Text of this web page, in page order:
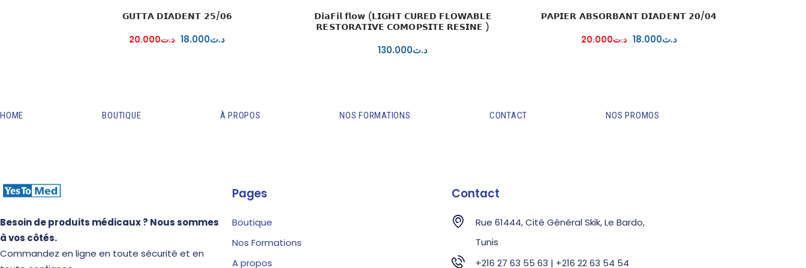
𝗚𝗨𝗧𝗧𝗔 𝗗𝗜𝗔𝗗𝗘𝗡𝗧 𝟮𝟱/𝟬𝟲
د.ت
20.000 د.ت 18.000
𝗗𝗶𝗮𝗙𝗶𝗹 𝗳𝗹𝗼𝘄 (𝗟𝗜𝗚𝗛𝗧 𝗖𝗨𝗥𝗘𝗗 𝗙𝗟𝗢𝗪𝗔𝗕𝗟𝗘
𝗥𝗘𝗦𝗧𝗢𝗥𝗔𝗧𝗜𝗩𝗘 𝗖𝗢𝗠𝗢𝗣𝗦𝗜𝗧𝗘 𝗥𝗘𝗦𝗜𝗡𝗘 )
د.ت 130.000
𝗣𝗔𝗣𝗜𝗘𝗥 𝗔𝗕𝗦𝗢𝗥𝗕𝗔𝗡𝗧 𝗗𝗜𝗔𝗗𝗘𝗡𝗧 𝟮𝟬/𝟬𝟰
د.ت
20.000 د.ت 18.000
HOME BOUTIQUE À PROPOS NOS FORMATIONS CONTACT NOS PROMOS
Besoin de produits médicaux ? Nous sommes
à vos côtés.
Commandez en ligne en toute sécurité et en
Pages
Boutique
Nos Formations
A propos
Contact
Rue 61444, Cité Général Skik, Le Bardo,
Tunis
+216 27 63 55 63 | +216 22 63 54 54